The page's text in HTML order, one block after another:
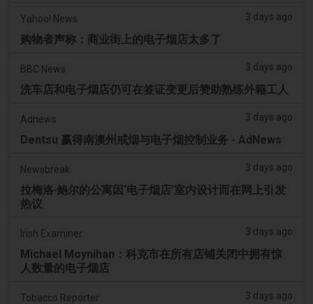
Yahoo! News 3 days ago
购物者声称：商业街上的电子烟店太多了
BBC News 3 days ago
洗车店和电子烟店仍可在签证变更后赞助熟练外籍工人
Adnews 3 days ago
Dentsu 赢得南澳州戒烟与电子烟控制业务 - AdNews
Newsbreak 3 days ago
拉梅洛·鲍尔的公寓因‘电子烟店’室内设计而在网上引发
热议
Irish Examiner 3 days ago
Michael Moynihan：科克市在所有店铺关闭中拥有惊
人数量的电子烟店
Tobacco Reporter 3 days ago